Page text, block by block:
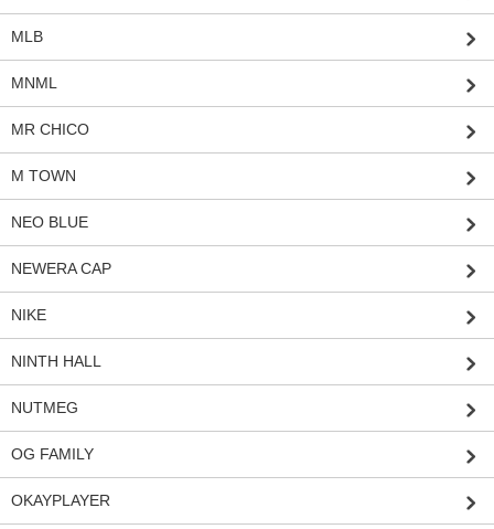
MLB
MNML
MR CHICO
M TOWN
NEO BLUE
NEWERA CAP
NIKE
NINTH HALL
NUTMEG
OG FAMILY
OKAYPLAYER